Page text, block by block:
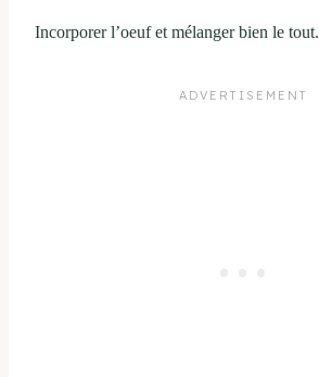
Incorporer l’oeuf et mélanger bien le tout.